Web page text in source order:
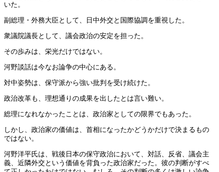
いた。
副総理・外務大臣として、日中外交と国際協調を重視した。
衆議院議長として、議会政治の安定を担った。
その歩みは、栄光だけではない。
河野談話は今なお論争の中心にある。
対中姿勢は、保守派から強い批判を受け続けた。
政治改革も、理想通りの成果を出したとは言い難い。
総理になれなかったことは、政治家としての限界でもあった。
しかし、政治家の価値は、首相になったかどうかだけで決まるもの
ではない。
河野洋平氏は、戦後日本の保守政治において、対話、反省、議会主
義、近隣外交という価値を背負った政治家だった。彼の判断がすべ